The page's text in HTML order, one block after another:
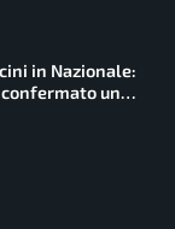
in Nazionale:
confermato un